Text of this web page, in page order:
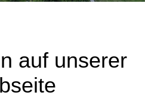
auf unserer